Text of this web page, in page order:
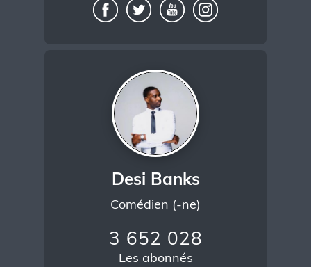
Desi Banks
Comédien (-ne)
3 652 028
Les abonnés